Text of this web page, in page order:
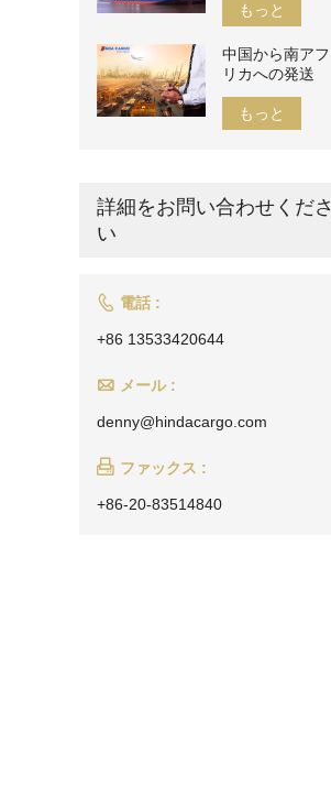
もっと
中国から南アフ
リカへの発送
もっと
詳細をお問い合わせくださ
い
 電話 :
+86 13533420644
 メール :
denny@hindacargo.com
 ファックス :
+86-20-83514840